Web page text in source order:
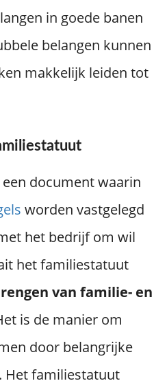
in goede banen
belangen kunnen
makkelijk leiden tot
document waarin
worden vastgelegd
het bedrijf om wil
het familiestatuut
van familie- en
is de manier om
door belangrijke
Het familiestatuut